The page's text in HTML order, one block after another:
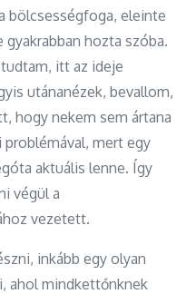
bölcsességfoga, eleinte
hozta szóba.
itt az ideje
utánanézek, bevallom,
hogy nekem sem ártana
mert egy
aktuális lenne. Így
végül a
vezetett.
inkább egy olyan
ahol mindkettőnknek